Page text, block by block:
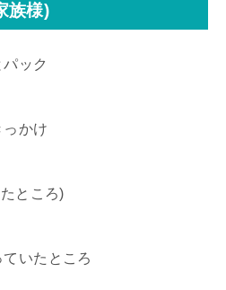
族様)
ック
っかけ
ところ)
ていたところ